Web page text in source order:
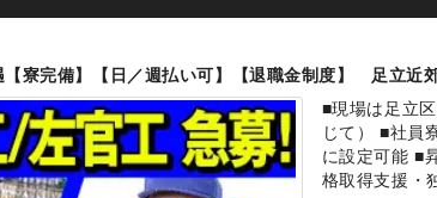
寮完備】【日／週払い可】【退職金制度】 足立近
■現場は足立
じて） ■社員
に設定可能 ■
格取得支援・